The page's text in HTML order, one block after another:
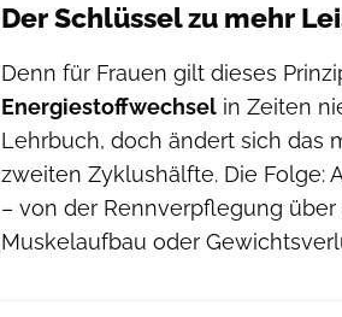
Der Schlüssel zu mehr
Denn für Frauen gilt dieses
Energiestoffwechsel in Zeiten
Lehrbuch, doch ändert sich das
zweiten Zyklushälfte. Die Folge:
– von der Rennverpflegung
Muskelaufbau oder